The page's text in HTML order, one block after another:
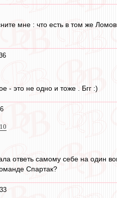
мне : что есть в том же
- это не одно и тоже . Бгг :)
ответь самому себе на один
Спартак?